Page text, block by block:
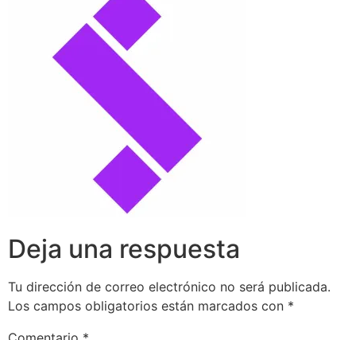
Deja una respuesta
Tu dirección de correo electrónico no será publicada.
Los campos obligatorios están marcados con *